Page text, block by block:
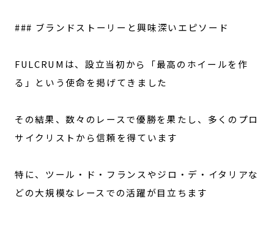
### ブランドストーリーと興味深いエピソード
FULCRUMは、設立当初から「最高のホイールを作
る」という使命を掲げてきました
その結果、数々のレースで優勝を果たし、多くのプロ
サイクリストから信頼を得ています
特に、ツール・ド・フランスやジロ・デ・イタリアな
どの大規模なレースでの活躍が目立ちます